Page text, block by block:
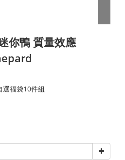
你鴨 質量效應
選福袋10件組